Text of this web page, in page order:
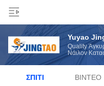
Yuyao
Quality
Νάιλον
ΣΠΊΤΙ ΒΊΝΤΕΟ